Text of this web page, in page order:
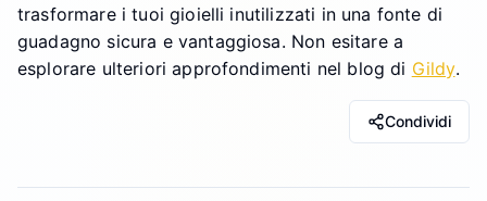
trasformare i tuoi gioielli inutilizzati in una fonte di
guadagno sicura e vantaggiosa. Non esitare a
esplorare ulteriori approfondimenti nel blog di Gildy.
Condividi